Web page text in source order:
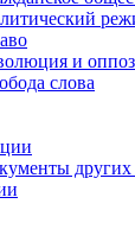
и
слова
других